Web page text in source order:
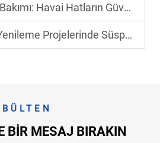
Havai Hatların Güvenli Olmasını Sağlamak
Süspansiyon Kelepçesi: Yeni Altyapıya Uyum
BÜLTEN
BIR MESAJ BIRAKIN